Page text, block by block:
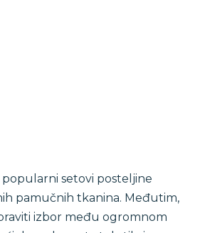
popularni setovi posteljine
pamučnih tkanina. Međutim,
izbor među ogromnom